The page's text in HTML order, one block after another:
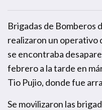
Brigadas de Bomberos
realizaron un operativo
se encontraba
febrero a la tarde en
Tio Pujio, donde fue
Se movilizaron las